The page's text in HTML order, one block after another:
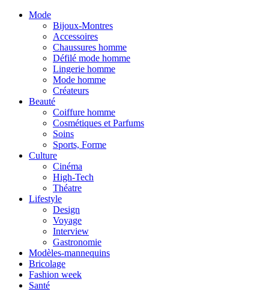
Mode
Bijoux-Montres
Accessoires
Chaussures homme
Défilé mode homme
Lingerie homme
Mode homme
Créateurs
Beauté
Coiffure homme
Cosmétiques et Parfums
Soins
Sports, Forme
Culture
Cinéma
High-Tech
Théatre
Lifestyle
Design
Voyage
Interview
Gastronomie
Modèles-mannequins
Bricolage
Fashion week
Santé